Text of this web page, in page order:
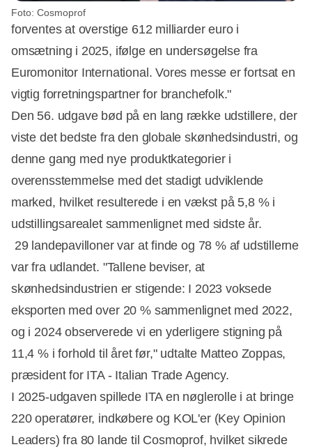
Foto: Cosmoprof
forventes at overstige 612 milliarder euro i
omsætning i 2025, ifølge en undersøgelse fra
Euromonitor International. Vores messe er fortsat en
vigtig forretningspartner for branchefolk."
Annonce
Den 56. udgave bød på en lang række udstillere, der
viste det bedste fra den globale skønhedsindustri, og
denne gang med nye produktkategorier i
overensstemmelse med det stadigt udviklende
marked, hvilket resulterede i en vækst på 5,8 % i
udstillingsarealet sammenlignet med sidste år.
29 landepavilloner var at finde og 78 % af udstillerne
var fra udlandet. "Tallene beviser, at
skønhedsindustrien er stigende: I 2023 voksede
eksporten med over 20 % sammenlignet med 2022,
og i 2024 observerede vi en yderligere stigning på
11,4 % i forhold til året før," udtalte Matteo Zoppas,
præsident for ITA - Italian Trade Agency.
I 2025-udgaven spillede ITA en nøglerolle i at bringe
220 operatører, indkøbere og KOL'er (Key Opinion
Leaders) fra 80 lande til Cosmoprof, hvilket sikrede